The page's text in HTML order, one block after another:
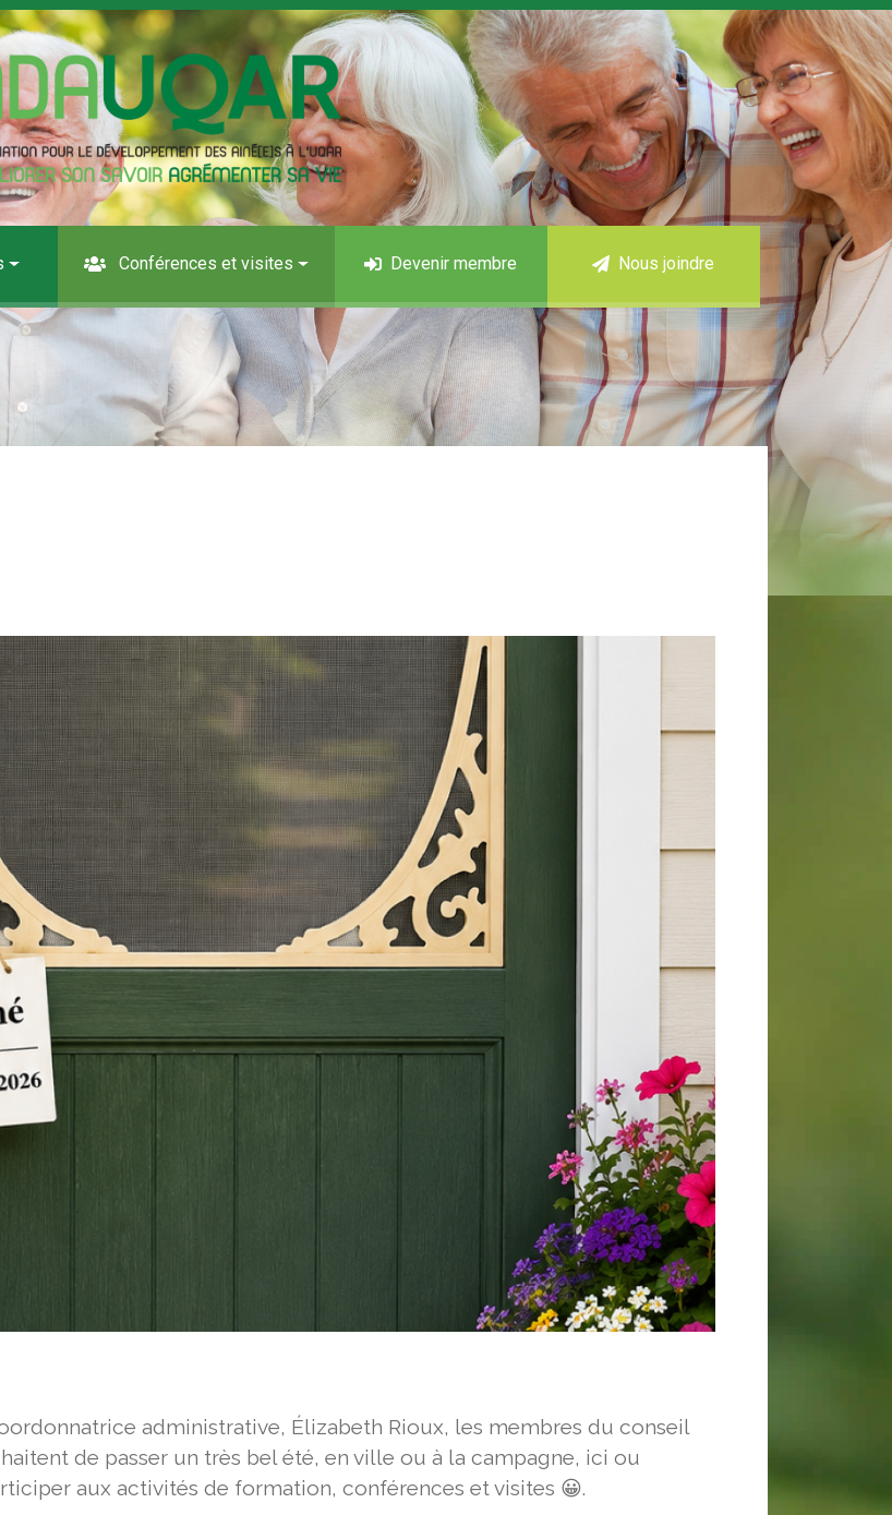
Conférences et visites Devenir membre Nous joindre
administrative, Élizabeth Rioux, les membres du conseil
de passer un très bel été, en ville ou à la campagne, ici ou
aux activités de formation, conférences et visites 😀.